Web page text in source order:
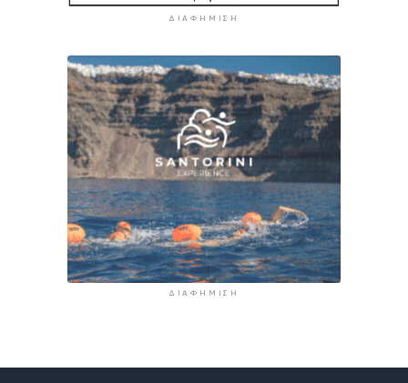
ΔΙΑΦΉΜΙΣΗ
ΔΙΑΦΉΜΙΣΗ